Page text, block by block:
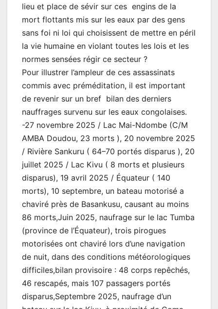
lieu et place de sévir sur ces engins de la
mort flottants mis sur les eaux par des gens
sans foi ni loi qui choisissent de mettre en péril
la vie humaine en violant toutes les lois et les
normes sensées régir ce secteur ?
Pour illustrer l’ampleur de ces assassinats
commis avec préméditation, il est important
de revenir sur un bref bilan des derniers
nauffrages survenu sur les eaux congolaises.
-27 novembre 2025 / Lac Mai-Ndombe (C/M
AMBA Doudou, 23 morts ), 20 novembre 2025
/ Rivière Sankuru ( 64–70 portés disparus ), 20
juillet 2025 / Lac Kivu ( 8 morts et plusieurs
disparus), 19 avril 2025 / Équateur ( 140
morts), 10 septembre, un bateau motorisé a
chaviré près de Basankusu, causant au moins
86 morts,Juin 2025, naufrage sur le lac Tumba
(province de l’Équateur), trois pirogues
motorisées ont chaviré lors d’une navigation
de nuit, dans des conditions météorologiques
difficiles,bilan provisoire : 48 corps repêchés,
46 rescapés, mais 107 passagers portés
disparus,Septembre 2025, naufrage d’un